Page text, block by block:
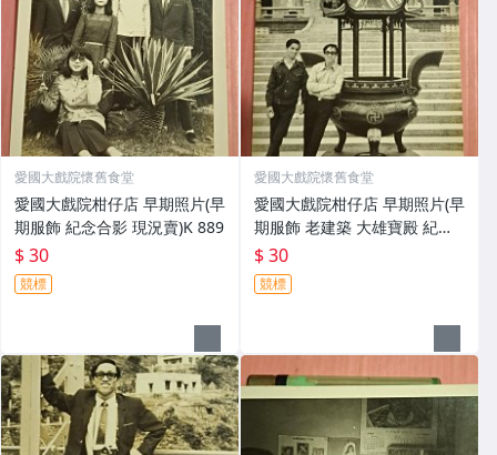
愛國大戲院懷舊食堂
愛國大戲院柑仔店 早期照片(早
期服飾 紀念合影 現況賣)K 889
$ 30
競標
愛國大戲院懷舊食堂
愛國大戲院柑仔店 早期照片(早
期服飾 老建築 大雄寶殿 紀念
$ 30
競標